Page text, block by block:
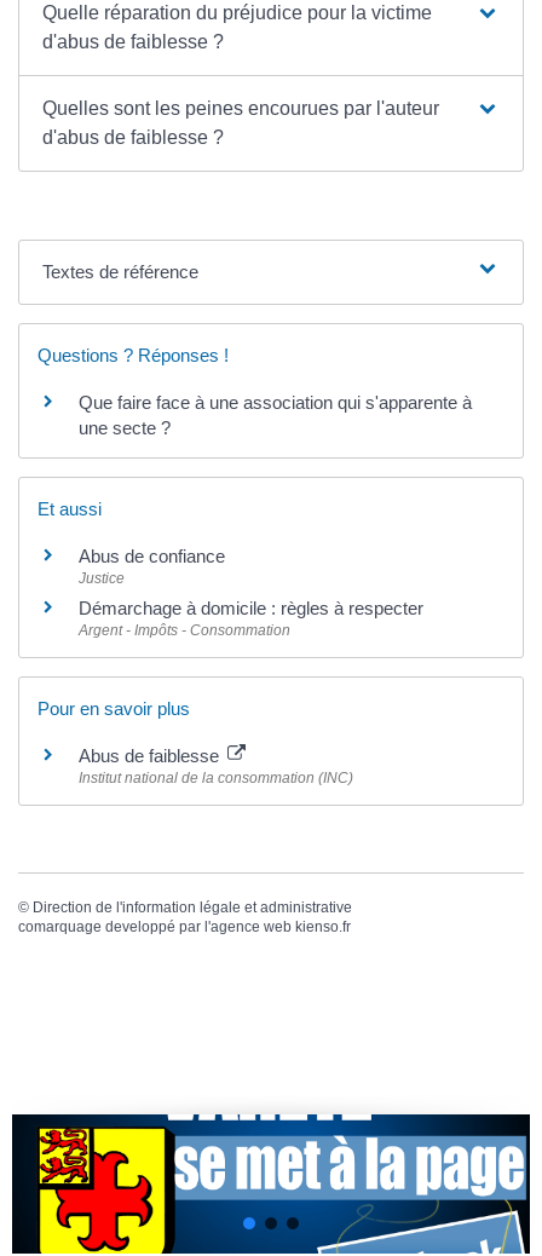
Quelle réparation du préjudice pour la victime
d'abus de faiblesse ?
Quelles sont les peines encourues par l'auteur
d'abus de faiblesse ?
Textes de référence
Questions ? Réponses !
Que faire face à une association qui s'apparente à
une secte ?
Et aussi
Abus de confiance
Justice
Démarchage à domicile : règles à respecter
Argent - Impôts - Consommation
Pour en savoir plus
Abus de faiblesse
Institut national de la consommation (INC)
© Direction de l'information légale et administrative
comarquage developpé par l'agence web kienso.fr